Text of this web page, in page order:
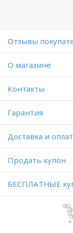
Отзывы
O магазине
Контакты
Гарантия
Доставка и
Продать купон
БЕСПЛАТНЫЕ